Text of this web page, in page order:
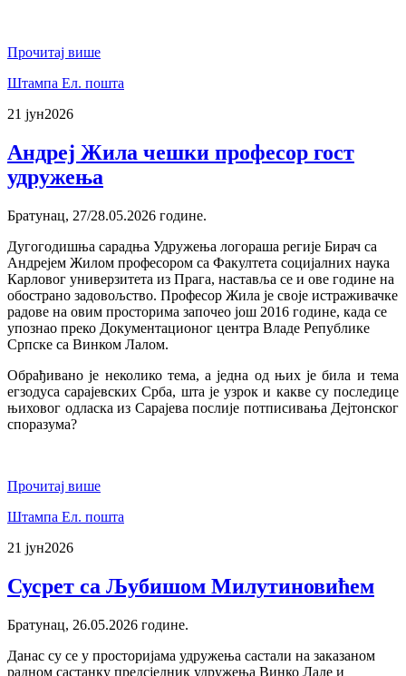
Прочитај више
Штампа Ел. пошта
21 јун2026
Андреј Жила чешки професор гост
удружења
Братунац, 27/28.05.2026 године.
Дугогодишња сарадња Удружења логораша регије Бирач са
Андрејем Жилом професором са Факултета социјалних наука
Карловог универзитета из Прага, наставља се и ове године на
обострано задовољство. Професор Жила је своје истраживачке
радове на овим просторима започео још 2016 године, када се
упознао преко Документационог центра Владе Републике
Српске са Винком Лалом.
Обрађивано је неколико тема, а једна од њих је била и тема
егзодуса сарајевских Срба, шта је узрок и какве су последице
њиховог одласка из Сарајева послије потписивања Дејтонског
споразума?
Прочитај више
Штампа Ел. пошта
21 јун2026
Сусрет са Љубишом Милутиновићем
Братунац, 26.05.2026 године.
Данас су се у просторијама удружења састали на заказаном
радном састанку предсједник удружења Винко Лале и